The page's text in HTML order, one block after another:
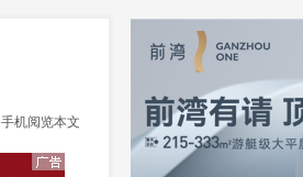
手机阅览本文